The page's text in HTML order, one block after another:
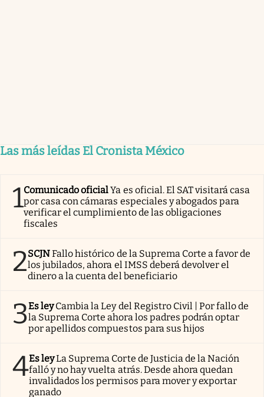
Las más leídas El Cronista México
1Comunicado oficialYa es oficial. El SAT visitará casa
por casa con cámaras especiales y abogados para
verificar el cumplimiento de las obligaciones
fiscales
2SCJNFallo histórico de la Suprema Corte a favor de
los jubilados, ahora el IMSS deberá devolver el
dinero a la cuenta del beneficiario
3Es ley Cambia la Ley del Registro Civil | Por fallo de
la Suprema Corte ahora los padres podrán optar
por apellidos compuestos para sus hijos
4Es leyLa Suprema Corte de Justicia de la Nación
falló y no hay vuelta atrás. Desde ahora quedan
invalidados los permisos para mover y exportar
ganado